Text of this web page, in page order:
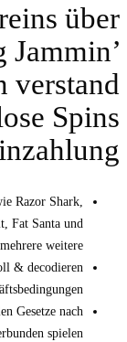
über
Jammin’
verstand
Spins
Razor Shark,
Fat Santa und
mehrere weitere.
& decodieren
Gesetze nach
spielen.